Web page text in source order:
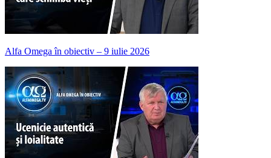
Alfa Omega în obiectiv – 9 iulie 2026